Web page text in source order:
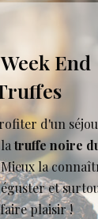
End
d'un
truffe noire
la
et
plaisir !